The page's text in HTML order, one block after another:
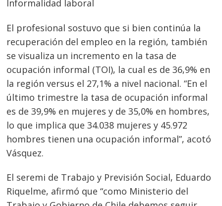
Informalidad laboral
El profesional sostuvo que si bien continúa la
recuperación del empleo en la región, también
se visualiza un incremento en la tasa de
ocupación informal (TOI), la cual es de 36,9% en
la región versus el 27,1% a nivel nacional. “En el
último trimestre la tasa de ocupación informal
es de 39,9% en mujeres y de 35,0% en hombres,
lo que implica que 34.038 mujeres y 45.972
hombres tienen una ocupación informal”, acotó
Vásquez.
El seremi de Trabajo y Previsión Social, Eduardo
Riquelme, afirmó que “como Ministerio del
Navegación
de
entradas